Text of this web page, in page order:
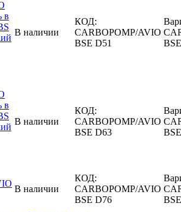
В наличии
КОД:
CARBOPOMP/AVIO
BSE D51
В наличии
КОД:
CARBOPOMP/AVIO
BSE D63
В наличии
КОД:
CARBOPOMP/AVIO
BSE D76